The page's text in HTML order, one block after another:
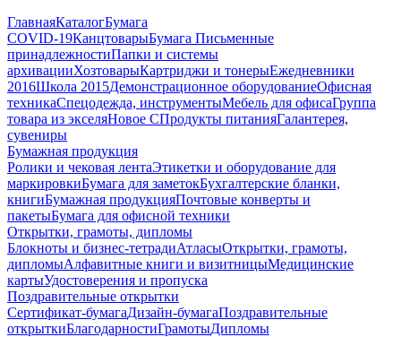
ГлавнаяКаталогБумага
COVID-19КанцтоварыБумага Письменные
принадлежностиПапки и системы
архивацииХозтоварыКартриджи и тонерыЕжедневники
2016Школа 2015Демонстрационное оборудованиеОфисная
техникаСпецодежда, инструментыМебель для офисаГруппа
товара из экселяНовое СПродукты питанияГалантерея,
сувениры
Бумажная продукция
Ролики и чековая лентаЭтикетки и оборудование для
маркировкиБумага для заметокБухгалтерские бланки,
книгиБумажная продукцияПочтовые конверты и
пакетыБумага для офисной техники
Открытки, грамоты, дипломы
Блокноты и бизнес-тетрадиАтласыОткрытки, грамоты,
дипломыАлфавитные книги и визитницыМедицинские
картыУдостоверения и пропуска
Поздравительные открытки
Сертификат-бумагаДизайн-бумагаПоздравительные
открыткиБлагодарностиГрамотыДипломы